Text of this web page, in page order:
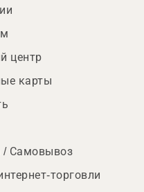
центр
карты
/ Самовывоз
торговли